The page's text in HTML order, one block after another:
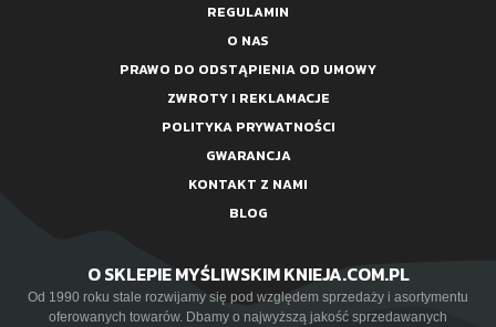
REGULAMIN
O NAS
PRAWO DO ODSTĄPIENIA OD UMOWY
ZWROTY I REKLAMACJE
POLITYKA PRYWATNOŚCI
GWARANCJA
KONTAKT Z NAMI
BLOG
O SKLEPIE MYŚLIWSKIM KNIEJA.COM.PL
Od 1990 roku stale rozwijamy się pod względem sprzedaży i asortymentu
oferowanych towarów. Dbamy o najwyższą jakość sprzedawanych